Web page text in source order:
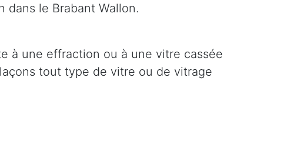
dans le Brabant Wallon.
à une effraction ou à une vitre cassée
tout type de vitre ou de vitrage